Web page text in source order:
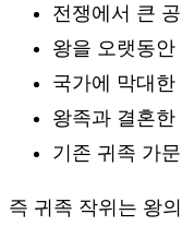
전쟁에서 큰
왕을 오랫동안
국가에 막대한
왕족과 결혼한
기존 귀족 가
즉 귀족 작위는 왕